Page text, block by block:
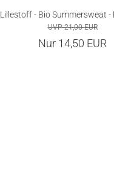
Lillestoff - Bio Summersweat -
UVP 21,00 EUR
Nur 14,50 EUR